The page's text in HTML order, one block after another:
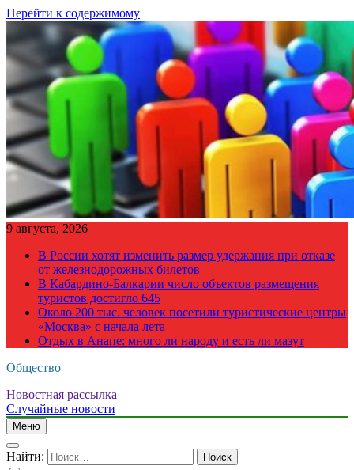
Перейти к содержимому
9 августа, 2026
В России хотят изменить размер удержания при отказе
от железнодорожных билетов
В Кабардино-Балкарии число объектов размещения
туристов достигло 645
Около 200 тыс. человек посетили туристические центры
«Москва» с начала лета
Отдых в Анапе: много ли народу и есть ли мазут
Общество
Новостная рассылка
Случайные новости
Меню
Найти: